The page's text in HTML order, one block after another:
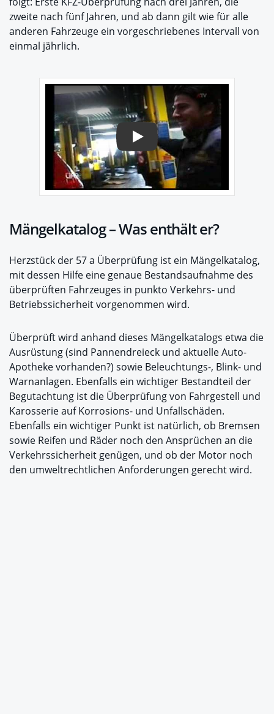
zweite nach fünf Jahren, und ab dann gilt wie für alle
anderen Fahrzeuge ein vorgeschriebenes Intervall von
einmal jährlich.
Play
Mängelkatalog – Was enthält er?
Herzstück der 57 a Überprüfung ist ein Mängelkatalog,
mit dessen Hilfe eine genaue Bestandsaufnahme des
überprüften Fahrzeuges in punkto Verkehrs- und
Betriebssicherheit vorgenommen wird.
Überprüft wird anhand dieses Mängelkatalogs etwa die
Ausrüstung (sind Pannendreieck und aktuelle Auto-
Apotheke vorhanden?) sowie Beleuchtungs-, Blink- und
Warnanlagen. Ebenfalls ein wichtiger Bestandteil der
Begutachtung ist die Überprüfung von Fahrgestell und
Karosserie auf Korrosions- und Unfallschäden.
Ebenfalls ein wichtiger Punkt ist natürlich, ob Bremsen
sowie Reifen und Räder noch den Ansprüchen an die
Verkehrssicherheit genügen, und ob der Motor noch
den umweltrechtlichen Anforderungen gerecht wird.